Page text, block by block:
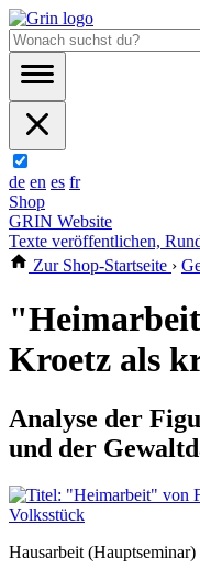
de en es fr
Shop
GRIN Website
Texte veröffentlichen,
Zur Shop-Startseite ›
Kroetz als
Analyse der
und der
Hausarbeit